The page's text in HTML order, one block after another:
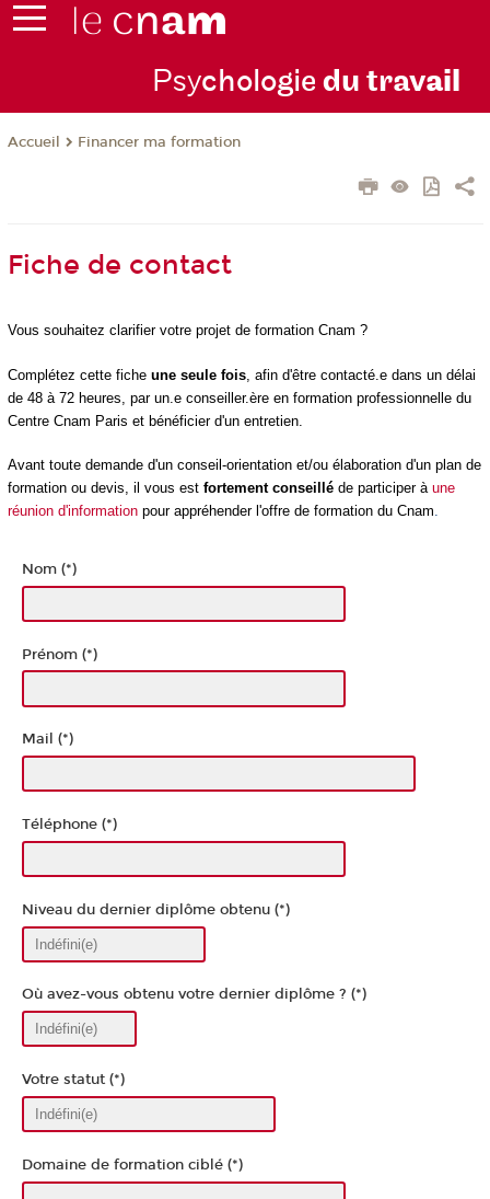
Psychologie du travail
Accueil Financer ma formation
Fiche de contact
Vous souhaitez clarifier votre projet de formation Cnam ?
Complétez cette fiche une seule fois, afin d'être contacté.e dans un délai
de 48 à 72 heures, par un.e conseiller.ère en formation professionnelle du
Centre Cnam Paris et bénéficier d'un entretien.
Avant toute demande d'un conseil-orientation et/ou élaboration d'un plan de
formation ou devis, il vous est fortement conseilléde participer à une
réunion d'informationpour appréhender l'offre de formation du Cnam.
Nom (*)
Prénom (*)
Mail (*)
Téléphone (*)
Niveau du dernier diplôme obtenu (*)
Où avez-vous obtenu votre dernier diplôme ? (*)
Votre statut (*)
Domaine de formation ciblé (*)